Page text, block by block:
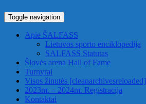
Toggle navigation
Apie ŠALFASS
Lietuvos sporto enciklopedija
SALFASS Statutas
Šlovės arena Hall of Fame
Turnyrai
Visos žinutės [cleanarchivesreloaded]
2023m. – 2024m. Registracija
Kontaktai